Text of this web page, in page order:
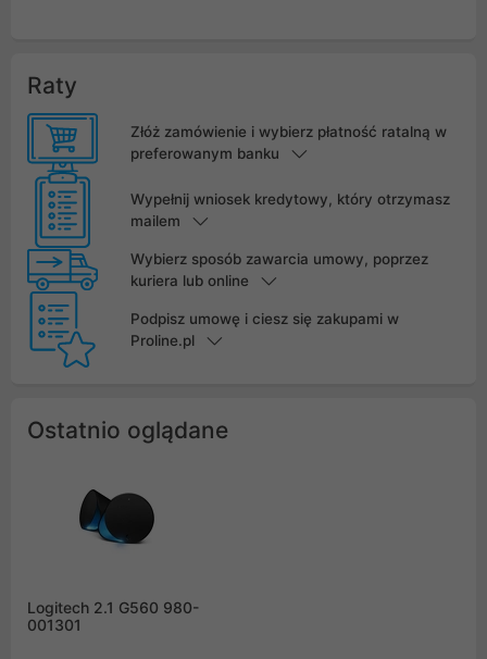
Raty
Złóż zamówienie i wybierz płatność ratalną w
preferowanym banku
Wypełnij wniosek kredytowy, który otrzymasz
mailem
Wybierz sposób zawarcia umowy, poprzez
kuriera lub online
Podpisz umowę i ciesz się zakupami w
Proline.pl
Ostatnio oglądane
Logitech 2.1 G560 980-
001301